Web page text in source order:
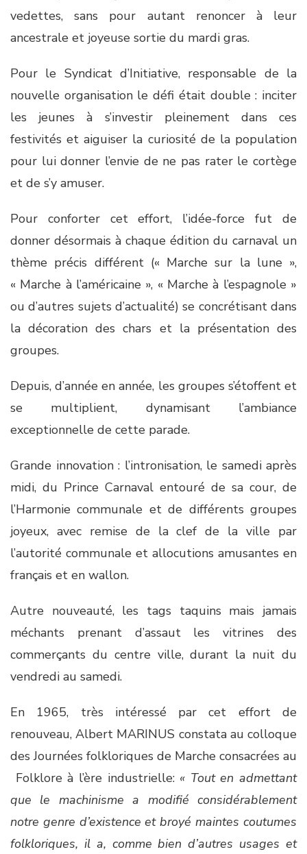
vedettes, sans pour autant renoncer à leur
ancestrale et joyeuse sortie du mardi gras.
Pour le Syndicat d’Initiative, responsable de la
nouvelle organisation le défi était double : inciter
les jeunes à s’investir pleinement dans ces
festivités et aiguiser la curiosité de la population
pour lui donner l’envie de ne pas rater le cortège
et de s’y amuser.
Pour conforter cet effort, l’idée-force fut de
donner désormais à chaque édition du carnaval un
thème précis différent (« Marche sur la lune »,
« Marche à l’américaine », « Marche à l’espagnole »
ou d’autres sujets d’actualité) se concrétisant dans
la décoration des chars et la présentation des
groupes.
Depuis, d’année en année, les groupes s’étoffent et
se multiplient, dynamisant l’ambiance
exceptionnelle de cette parade.
Grande innovation : l’intronisation, le samedi après
midi, du Prince Carnaval entouré de sa cour, de
l’Harmonie communale et de différents groupes
joyeux, avec remise de la clef de la ville par
l’autorité communale et allocutions amusantes en
français et en wallon.
Autre nouveauté, les tags taquins mais jamais
méchants prenant d’assaut les vitrines des
commerçants du centre ville, durant la nuit du
vendredi au samedi.
En 1965, très intéressé par cet effort de
renouveau, Albert MARINUS constata au colloque
des Journées folkloriques de Marche consacrées au
Folklore à l’ère industrielle:« Tout en admettant
que le machinisme a modifié considérablement
notre genre d’existence et broyé maintes coutumes
folkloriques, il a, comme bien d’autres usages et